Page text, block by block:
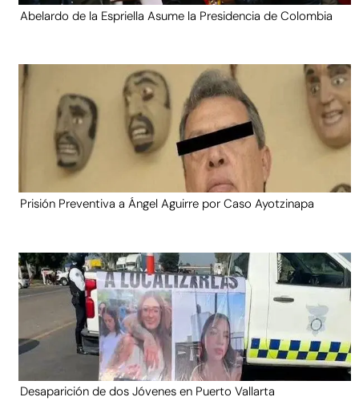
Abelardo de la Espriella Asume la Presidencia de Colombia
Prisión Preventiva a Ángel Aguirre por Caso Ayotzinapa
Desaparición de dos Jóvenes en Puerto Vallarta